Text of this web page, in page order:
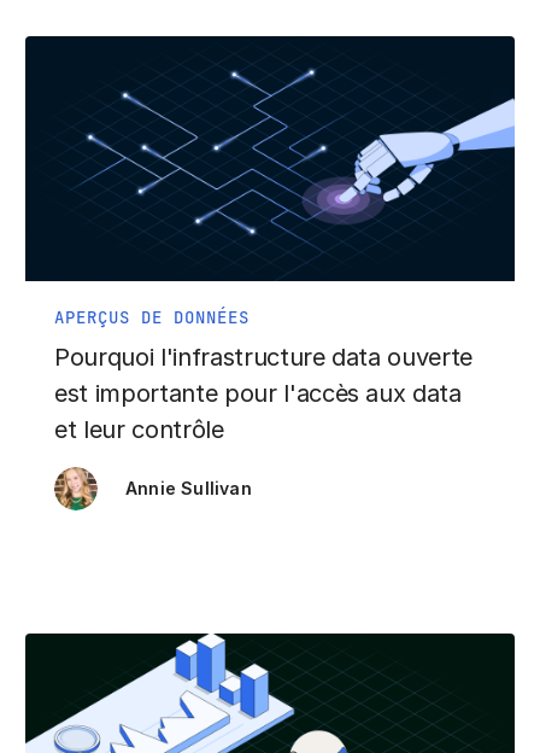
APERÇUS DE DONNÉES
Pourquoi l'infrastructure data ouverte
est importante pour l'accès aux data
et leur contrôle
Annie Sullivan